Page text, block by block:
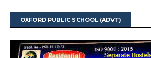
OXFORD PUBLIC SCHOOL (ADVT)